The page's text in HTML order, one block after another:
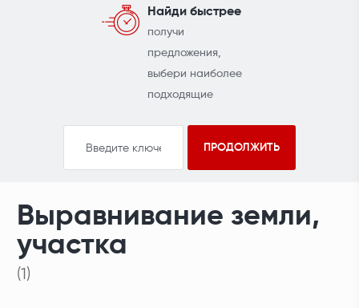
Найди быстрее
получи
предложения,
выбери наиболее
подходящие
Выравнивание земли,
участка
(1)